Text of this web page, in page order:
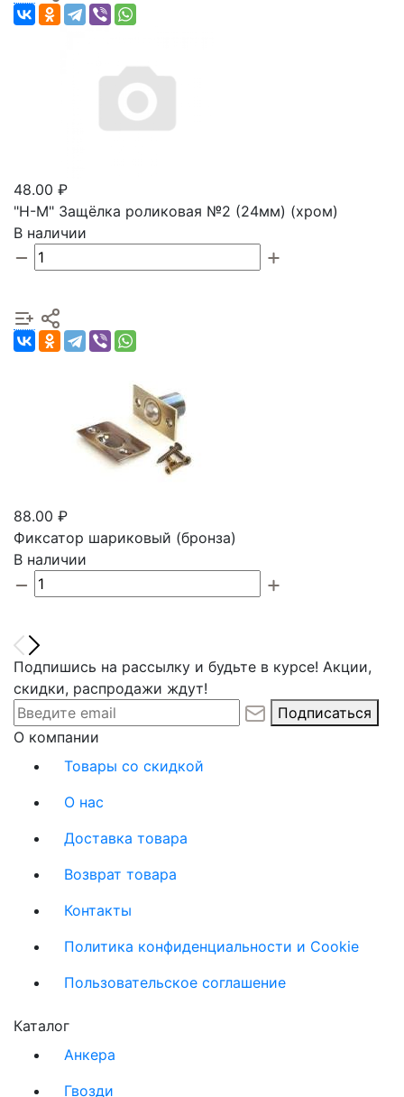
48.00 ₽
"Н-М" Защёлка роликовая №2 (24мм) (хром)
В наличии
88.00 ₽
Фиксатор шариковый (бронза)
В наличии
Подпишись на рассылку и будьте в курсе! Акции,
скидки, распродажи ждут!
Подписаться
О компании
Товары со скидкой
О нас
Доставка товара
Возврат товара
Контакты
Политика конфиденциальности и Cookie
Пользовательское соглашение
Каталог
Анкера
Гвозди